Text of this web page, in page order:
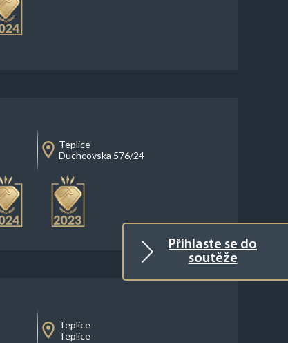
Přihlaste se do
soutěže
Teplice
Duchcovska 576/24
Teplice
Teplice